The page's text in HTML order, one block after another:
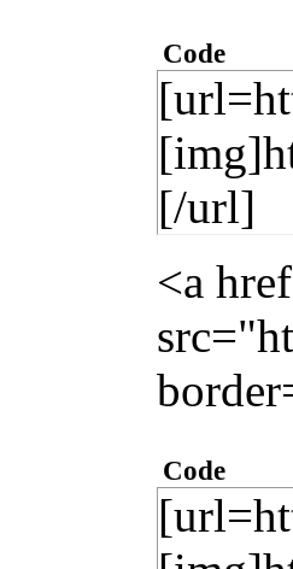
Code
[/url]
<a
Code